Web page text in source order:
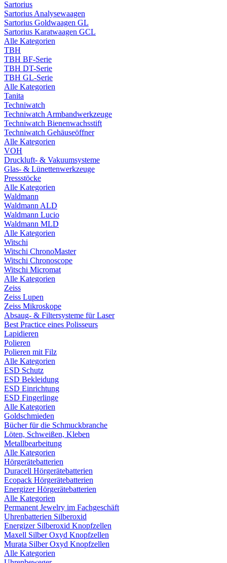
Sartorius
Sartorius Analysewaagen
Sartorius Goldwaagen GL
Sartorius Karatwaagen GCL
Alle Kategorien
TBH
TBH BF-Serie
TBH DT-Serie
TBH GL-Serie
Alle Kategorien
Tanita
Techniwatch
Techniwatch Armbandwerkzeuge
Techniwatch Bienenwachsstift
Techniwatch Gehäuseöffner
Alle Kategorien
VOH
Druckluft- & Vakuumsysteme
Glas- & Lünettenwerkzeuge
Pressstöcke
Alle Kategorien
Waldmann
Waldmann ALD
Waldmann Lucio
Waldmann MLD
Alle Kategorien
Witschi
Witschi ChronoMaster
Witschi Chronoscope
Witschi Micromat
Alle Kategorien
Zeiss
Zeiss Lupen
Zeiss Mikroskope
Absaug- & Filtersysteme für Laser
Best Practice eines Polisseurs
Lapidieren
Polieren
Polieren mit Filz
Alle Kategorien
ESD Schutz
ESD Bekleidung
ESD Einrichtung
ESD Fingerlinge
Alle Kategorien
Goldschmieden
Bücher für die Schmuckbranche
Löten, Schweißen, Kleben
Metallbearbeitung
Alle Kategorien
Hörgerätebatterien
Duracell Hörgerätebatterien
Ecopack Hörgerätebatterien
Energizer Hörgerätebatterien
Alle Kategorien
Permanent Jewelry im Fachgeschäft
Uhrenbatterien Silberoxid
Energizer Silberoxid Knopfzellen
Maxell Silber Oxyd Knopfzellen
Murata Silber Oxyd Knopfzellen
Alle Kategorien